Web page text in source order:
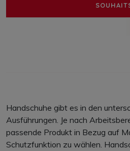
Handschuhe gibt es in den
Ausführungen. Je nach
passende Produkt in Bezug auf
Schutzfunktion zu wählen.